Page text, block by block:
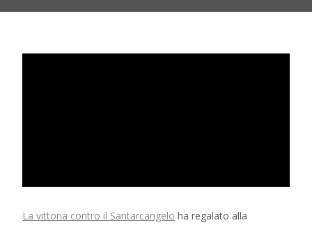
La vittoria contro il Santarcangelo ha regalato alla